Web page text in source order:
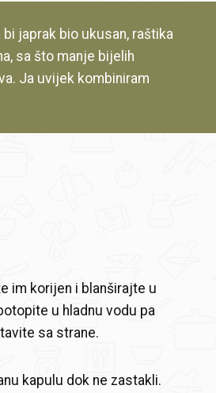
japrak bio ukusan, raštika
sa što manje bijelih
Ja uvijek kombiniram
im korijen i blanširajte u
u hladnu vodu pa
sa strane.
kapulu dok ne zastakli.